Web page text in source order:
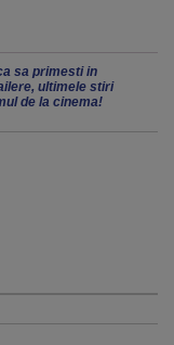
sa primesti in
ultimele stiri
de la cinema!